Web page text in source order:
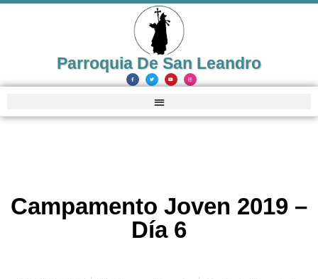
Parroquia De San Leandro
Campamento Joven 2019 –
Día 6